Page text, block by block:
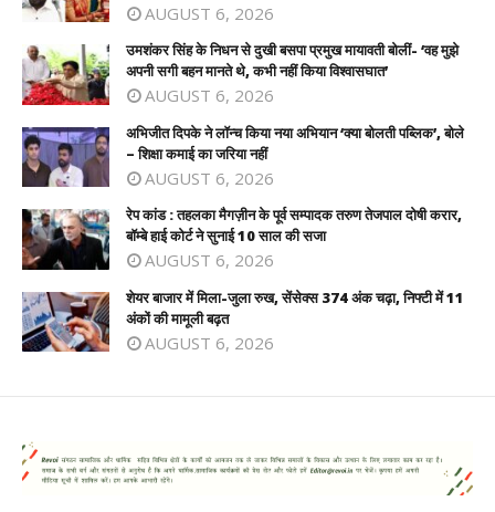
AUGUST 6, 2026
उमशंकर सिंह के निधन से दुखी बसपा प्रमुख मायावती बोलीं- ‘वह मुझे
अपनी सगी बहन मानते थे, कभी नहीं किया विश्वासघात’
AUGUST 6, 2026
अभिजीत दिपके ने लॉन्च किया नया अभियान ‘क्या बोलती पब्लिक’, बोले
– शिक्षा कमाई का जरिया नहीं
AUGUST 6, 2026
रेप कांड : तहलका मैगज़ीन के पूर्व सम्पादक तरुण तेजपाल दोषी करार,
बॉम्बे हाई कोर्ट ने सुनाई 10 साल की सजा
AUGUST 6, 2026
शेयर बाजार में मिला-जुला रुख, सेंसेक्स 374 अंक चढ़ा, निफ्टी में 11
अंकों की मामूली बढ़त
AUGUST 6, 2026